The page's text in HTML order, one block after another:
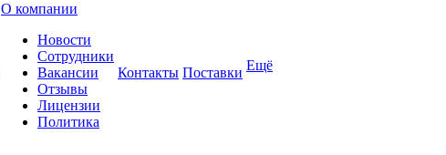
О компании
Новости
Сотрудники
Вакансии
Отзывы
Лицензии
Политика
Контакты Поставки Ещё